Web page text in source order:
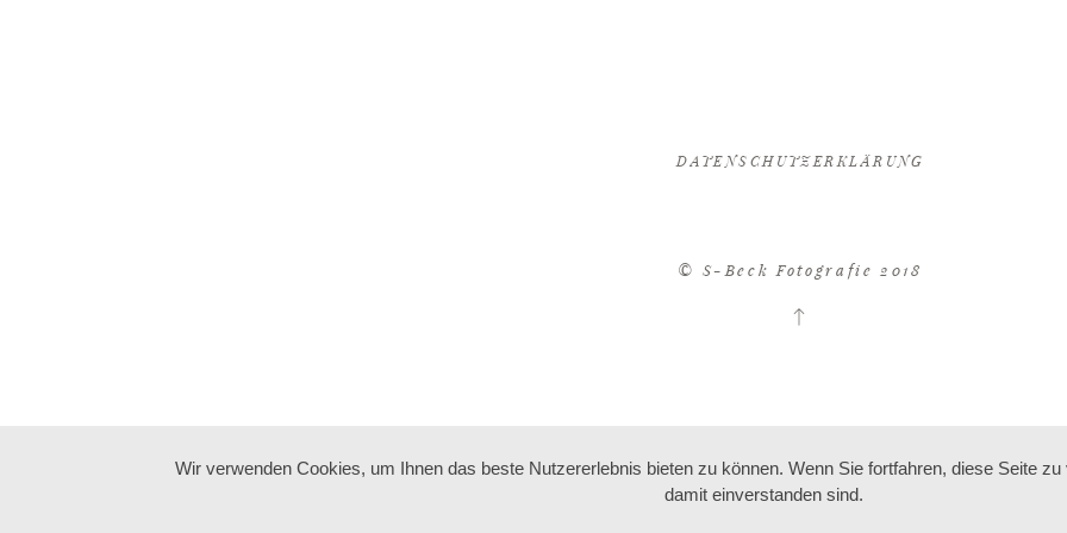
DATENSCHUTZERKLÄRUNG
© S-Beck Fotografie 2018
Wir verwenden Cookies, um Ihnen das beste Nutzererlebnis bieten zu können. Wenn Sie fortfahren, diese Seite
damit einverstanden sind.